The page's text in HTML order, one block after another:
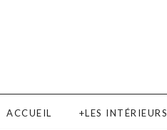
ACCUEIL LES INTÉRIEURS